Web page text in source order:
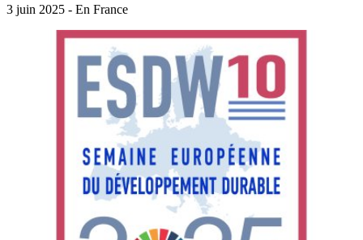
3 juin 2025 - En France